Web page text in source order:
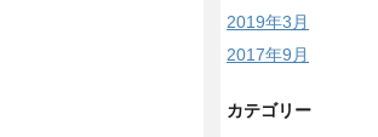
2019年3月
2017年9月
カテゴリー